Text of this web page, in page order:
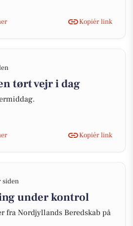
Kopiér link
tørt vejr i dag
Kopiér link
siden
under kontrol
fra Nordjyllands Beredskab på